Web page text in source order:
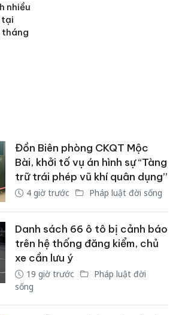
nhiều
tại
tháng
Đồn Biên phòng CKQT Mộc
Bài, khởi tố vụ án hình sự “Tàng
trữ trái phép vũ khí quân dụng”
4 giờ trước Pháp luật đời sống
Danh sách 66 ô tô bị cảnh báo
trên hệ thống đăng kiểm, chủ
xe cần lưu ý
19 giờ trước
Pháp luật đời
sống